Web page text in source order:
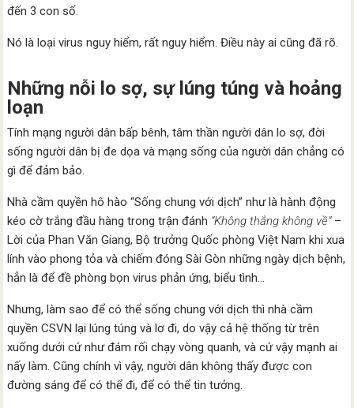
đến 3 con số.
Nó là loại virus nguy hiểm, rất nguy hiểm. Điều này ai cũng đã rõ.
Những nỗi lo sợ, sự lúng túng và hoảng
loạn
Tính mạng người dân bấp bênh, tâm thần người dân lo sợ, đời
sống người dân bị đe dọa và mạng sống của người dân chẳng có
gì để đảm bảo.
Nhà cầm quyền hô hào “Sống chung với dịch” như là hành động
kéo cờ trắng đầu hàng trong trận đánh “Không thắng không về”–
Lời của Phan Văn Giang, Bộ trưởng Quốc phòng Việt Nam khi xua
lính vào phong tỏa và chiếm đóng Sài Gòn những ngày dịch bệnh,
hẳn là để đề phòng bọn virus phản ứng, biểu tình…
Nhưng, làm sao để có thể sống chung với dịch thì nhà cầm
quyền CSVN lại lúng túng và lơ đi, do vậy cả hệ thống từ trên
xuống dưới cứ như đám rối chạy vòng quanh, và cứ vậy mạnh ai
nấy làm. Cũng chính vì vậy, người dân không thấy được con
đường sáng để có thể đi, để có thể tin tưởng.